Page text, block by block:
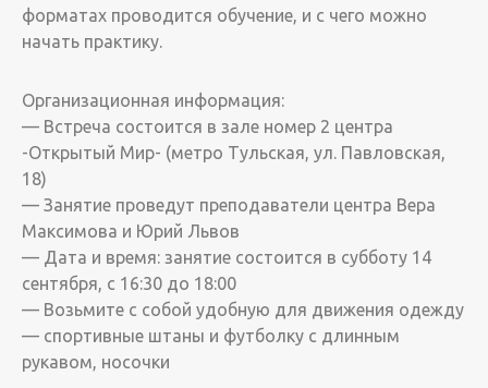
форматах проводится обучение, и с чего можно
начать практику.
Организационная информация:
— Встреча состоится в зале номер 2 центра
-Открытый Мир- (метро Тульская, ул. Павловская,
18)
— Занятие проведут преподаватели центра Вера
Максимова и Юрий Львов
— Дата и время: занятие состоится в субботу 14
сентября, с 16:30 до 18:00
— Возьмите с собой удобную для движения одежду
— спортивные штаны и футболку с длинным
рукавом, носочки